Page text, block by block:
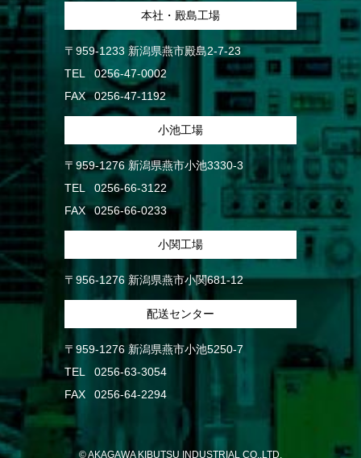
本社・殿島工場
〒959-1233 新潟県燕市殿島2-7-23
TEL
0256-47-0002
FAX
0256-47-1192
小池工場
〒959-1276 新潟県燕市小池3330-3
TEL
0256-66-3122
FAX
0256-66-0233
小関工場
〒956-1276 新潟県燕市小関681-12
配送センター
〒959-1276 新潟県燕市小池5250-7
TEL
0256-63-3054
FAX
0256-64-2294
© AKAGAWA KIBUTSU INDUSTRIAL CO.,LTD.